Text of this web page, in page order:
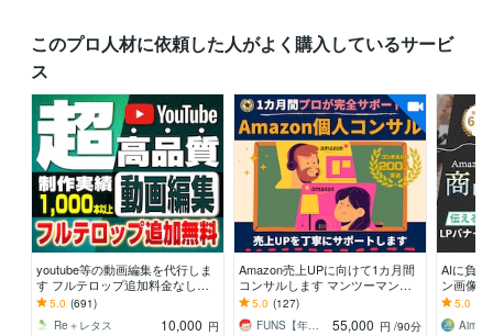
このプロ人材に依頼した人がよく購入しているサービ
ス
youtube等の動画編集を代行しま
す フルテロップ追加料金なし！
丸投げOK！
5.0 (691)
Re＋レタス
10,000 円
Amazon売上UPに向けて1カ月間
コンサルします マンツーマンで
丁寧にサポート/物販/初心者〜中
級者向け/
5.0 (127)
FUNS【年商10億円超え物販コンサル】
55,000 円 /90分
AIに負け
ン画像
商品 物
慮
5.0
Aims